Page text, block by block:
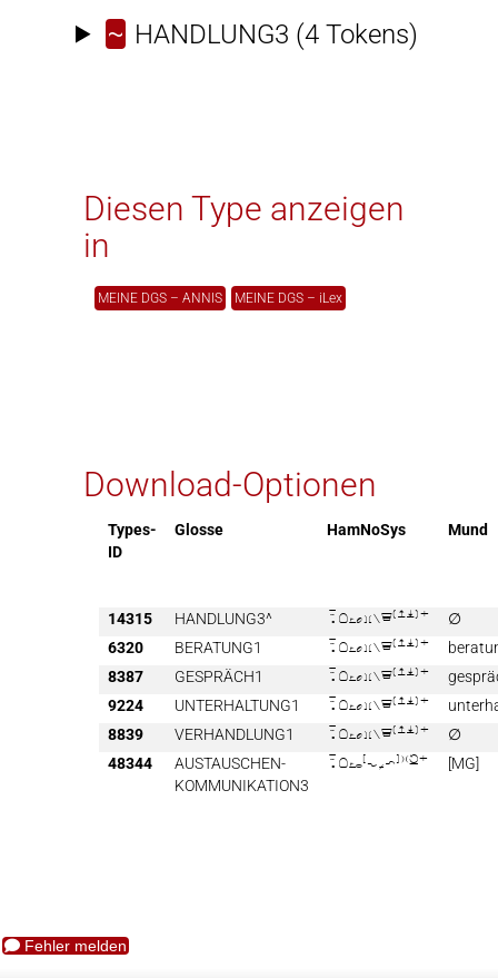
~ HANDLUNG3 (4 Tokens)
Diesen Type anzeigen
in
MEINE DGS – ANNIS MEINE DGS – iLex
Download-Optionen
Types-
ID
Glosse HamNoSys Mund
14315 HANDLUNG3^ 
∅
6320
BERATUNG1 
8387
GESPRÄCH1 
9224
UNTERHALTUNG1 
8839
VERHANDLUNG1 
∅
48344
AUSTAUSCHEN-
KOMMUNIKATION3
 [MG]
Fehler melden